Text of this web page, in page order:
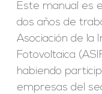
Este manual es
dos años de
Asociación de la
Fotovoltaica
habiendo
empresas del